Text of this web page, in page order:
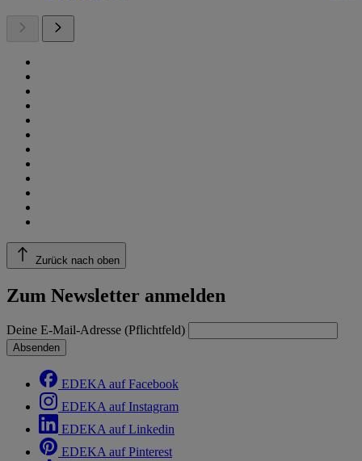
Zurück nach oben
Zum Newsletter anmelden
Deine E-Mail-Adresse (Pflichtfeld)
Absenden
EDEKA auf Facebook
EDEKA auf Instagram
EDEKA auf Linkedin
EDEKA auf Pinterest